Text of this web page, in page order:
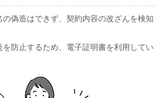
偽造はできず、契約内容の改ざんを検知
防止するため、電子証明書を利用してい